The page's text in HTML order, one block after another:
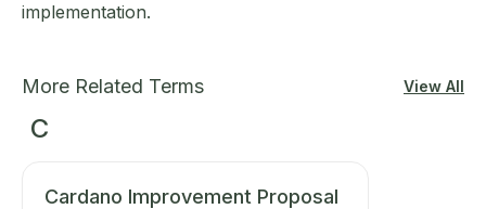
implementation.
More Related Terms View All
C
Cardano Improvement Proposal